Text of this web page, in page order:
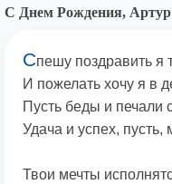
С Днем Рождения,
Спешу поздравить я
И пожелать хочу я в
Пусть беды и печали
Удача и успех, пусть,
Твои мечты